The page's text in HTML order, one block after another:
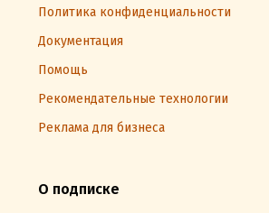
Политика конфиденциальности
Документация
Помощь
Рекомендательные технологии
Реклама для бизнеса
О подписке